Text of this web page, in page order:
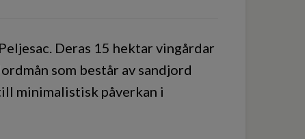
Deras 15 hektar vingårdar
som består av sandjord
minimalistisk påverkan i